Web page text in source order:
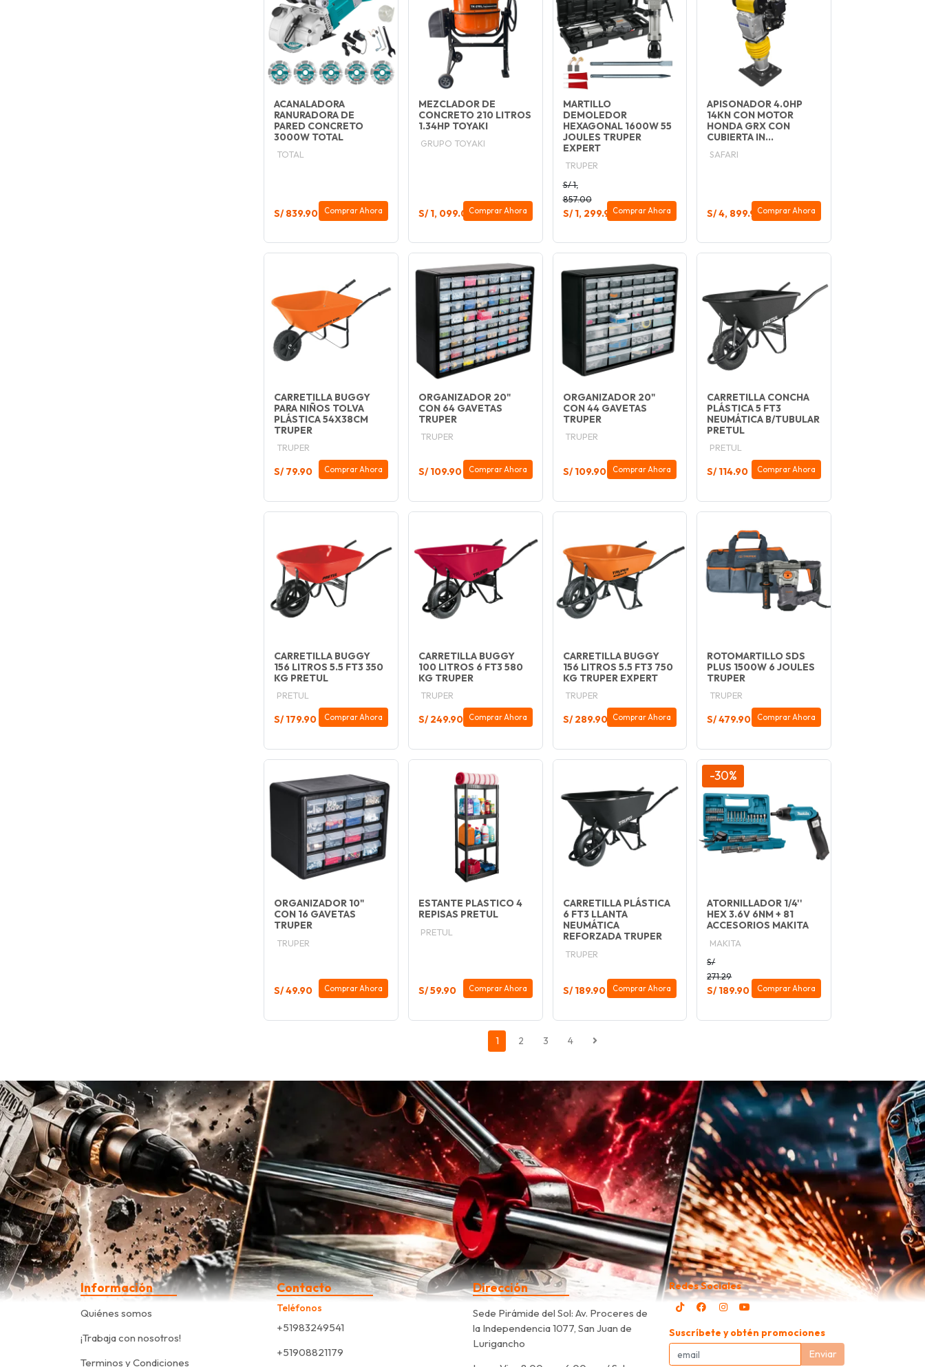
ACANALADORA
RANURADORA DE
PARED CONCRETO
3000W TOTAL
TOTAL
S/ 839.90 Comprar Ahora
MEZCLADOR DE
CONCRETO 210 LITROS
1.34HP TOYAKI
GRUPO TOYAKI
S/ 1, 099.00Comprar Ahora
MARTILLO
DEMOLEDOR
HEXAGONAL 1600W 55
JOULES TRUPER
EXPERT
TRUPER
S/ 1,
857.00
S/ 1, 299.90Comprar Ahora
APISONADOR 4.0HP
14KN CON MOTOR
HONDA GRX CON
CUBIERTA IN...
SAFARI
S/ 4, 899.90Comprar Ahora
CARRETILLA BUGGY
PARA NIÑOS TOLVA
PLÁSTICA 54X38CM
TRUPER
TRUPER
S/ 79.90 Comprar Ahora
ORGANIZADOR 20"
CON 64 GAVETAS
TRUPER
TRUPER
S/ 109.90 Comprar Ahora
ORGANIZADOR 20"
CON 44 GAVETAS
TRUPER
TRUPER
S/ 109.90 Comprar Ahora
CARRETILLA CONCHA
PLÁSTICA 5 FT3
NEUMÁTICA B/TUBULAR
PRETUL
PRETUL
S/ 114.90 Comprar Ahora
CARRETILLA BUGGY
156 LITROS 5.5 FT3 350
KG PRETUL
PRETUL
S/ 179.90 Comprar Ahora
CARRETILLA BUGGY
100 LITROS 6 FT3 580
KG TRUPER
TRUPER
S/ 249.90 Comprar Ahora
CARRETILLA BUGGY
156 LITROS 5.5 FT3 750
KG TRUPER EXPERT
TRUPER
S/ 289.90 Comprar Ahora
ROTOMARTILLO SDS
PLUS 1500W 6 JOULES
TRUPER
TRUPER
S/ 479.90 Comprar Ahora
ORGANIZADOR 10"
CON 16 GAVETAS
TRUPER
TRUPER
S/ 49.90 Comprar Ahora
ESTANTE PLASTICO 4
REPISAS PRETUL
PRETUL
S/ 59.90 Comprar Ahora
CARRETILLA PLÁSTICA
6 FT3 LLANTA
NEUMÁTICA
REFORZADA TRUPER
TRUPER
S/ 189.90 Comprar Ahora
-30%
ATORNILLADOR 1/4''
HEX 3.6V 6NM + 81
ACCESORIOS MAKITA
MAKITA
S/
271.29
S/ 189.90 Comprar Ahora
1 2 3 4
Información
Quiénes somos
¡Trabaja con nosotros!
Terminos y Condiciones
Contacto
Teléfonos
+51983249541
+51908821179
Dirección
Sede Pirámide del Sol: Av. Proceres de
la Independencia 1077, San Juan de
Lurigancho
Redes Sociales
Suscríbete y obtén promociones
Enviar